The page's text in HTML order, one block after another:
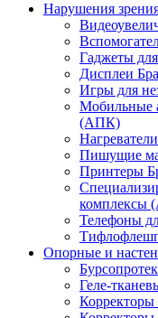
Нарушения
Гаджеты
Дисплеи
Игры для
Мобильные
(АПК)
Нагреватели
Пишущие
Принтеры
комплексы
Телефоны
Опорные и
Геле-
Корректоры